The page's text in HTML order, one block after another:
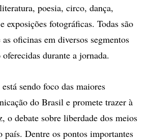
poesia, circo, dança,
exposições fotográficas. Todas são
oficinas em diversos segmentos
durante a jornada.
sendo foco das maiores
do Brasil e promete trazer à
o debate sobre liberdade dos meios
país. Dentre os pontos importantes